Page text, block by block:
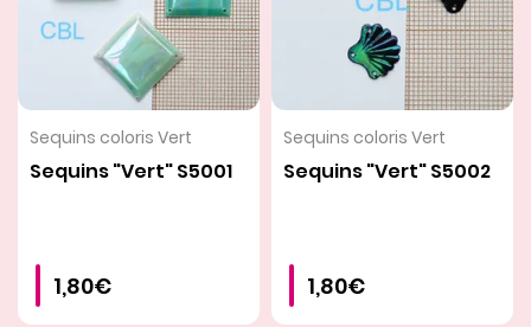
VOIR LE PRODUIT
Sequins coloris Vert
Sequins "Vert" S5001
1,80€
VOIR LE PRODUIT
Sequins coloris Vert
Sequins "Vert" S5002
1,80€